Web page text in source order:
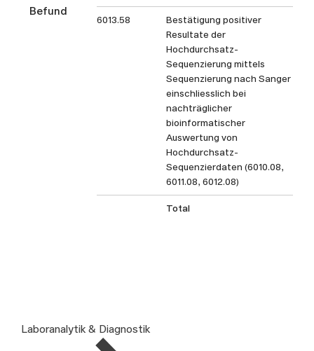
Befund
6013.58
Bestätigung positiver
Resultate der
Hochdurchsatz-
Sequenzierung mittels
Sequenzierung nach Sanger
einschliesslich bei
nachträglicher
bioinformatischer
Auswertung von
Hochdurchsatz-
Sequenzierdaten (6010.08,
6011.08, 6012.08)
Total
Laboranalytik & Diagnostik